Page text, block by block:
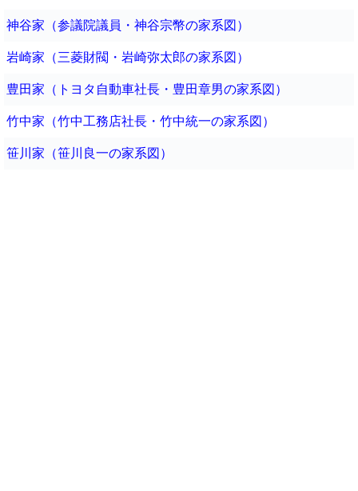
神谷家（参議院議員・神谷宗幣の家系図）
岩崎家（三菱財閥・岩崎弥太郎の家系図）
豊田家（トヨタ自動車社長・豊田章男の家系図）
竹中家（竹中工務店社長・竹中統一の家系図）
笹川家（笹川良一の家系図）